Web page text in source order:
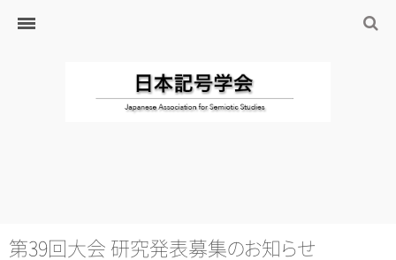
ホーム
学会の沿革
第39回大会 研究発表募集のお知らせ